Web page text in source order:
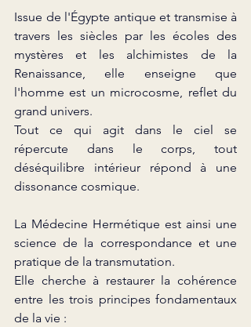
Issue de l'Égypte antique et transmise à
travers les siècles par les écoles des
mystères et les alchimistes de la
Renaissance, elle enseigne que
l'homme est un microcosme, reflet du
grand univers.
Tout ce qui agit dans le ciel se
répercute dans le corps, tout
déséquilibre intérieur répond à une
dissonance cosmique.
La Médecine Hermétique est ainsi une
science de la correspondance et une
pratique de la transmutation.
Elle cherche à restaurer la cohérence
entre les trois principes fondamentaux
de la vie :